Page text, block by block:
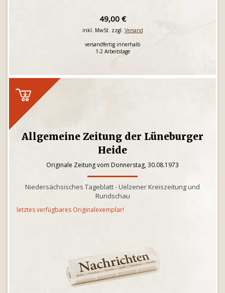
49,00 €
inkl. MwSt. zzgl. Versand
versandfertig innerhalb
1-2 Arbeitstage
Allgemeine Zeitung der Lüneburger
Heide
Originale Zeitung vom Donnerstag, 30.08.1973
Niedersächsisches Tageblatt - Uelzener Kreiszeitung und
Rundschau
letztes verfügbares Originalexemplar!